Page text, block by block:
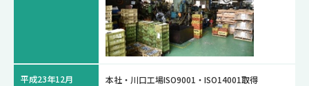
平成23年12月 本社・川口工場ISO9001・ISO14001取得